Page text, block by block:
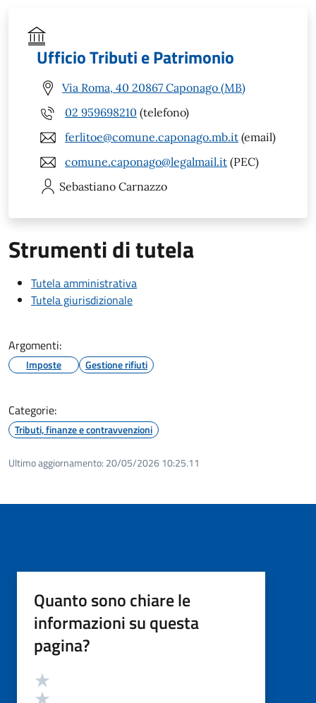
Ufficio Tributi e Patrimonio
Via Roma, 40 20867 Caponago (MB)
02 959698210 (telefono)
ferlitoe@comune.caponago.mb.it (email)
comune.caponago@legalmail.it (PEC)
Sebastiano Carnazzo
Strumenti di tutela
Tutela amministrativa
Tutela giurisdizionale
Argomenti:
Imposte Gestione rifiuti
Categorie:
Tributi, finanze e contravvenzioni
Ultimo aggiornamento: 20/05/2026 10:25.11
Quanto sono chiare le
informazioni su questa
pagina?
Valutazione